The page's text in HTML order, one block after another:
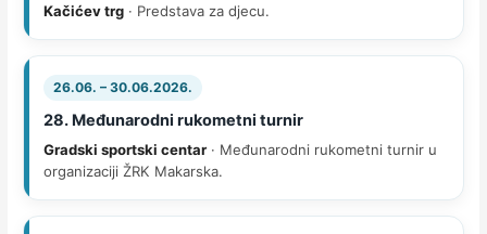
Kačićev trg · Predstava za djecu.
26.06. – 30.06.2026.
28. Međunarodni rukometni turnir
Gradski sportski centar· Međunarodni rukometni turnir u
organizaciji ŽRK Makarska.